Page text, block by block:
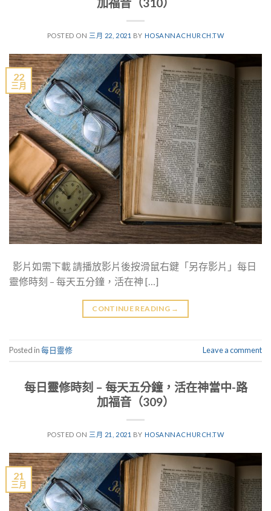
加福音（310）
POSTED ON 三月 22, 2021 BY HOSANNACHURCH.TW
22
三月
影片如需下載 請播放影片後按滑鼠右鍵「另存影片」每日
靈修時刻 – 每天五分鐘，活在神 […]
CONTINUE READING →
Posted in每日靈修 Leave a comment
每日靈修時刻 – 每天五分鐘，活在神當中-路
加福音（309）
POSTED ON 三月 21, 2021 BY HOSANNACHURCH.TW
21
三月